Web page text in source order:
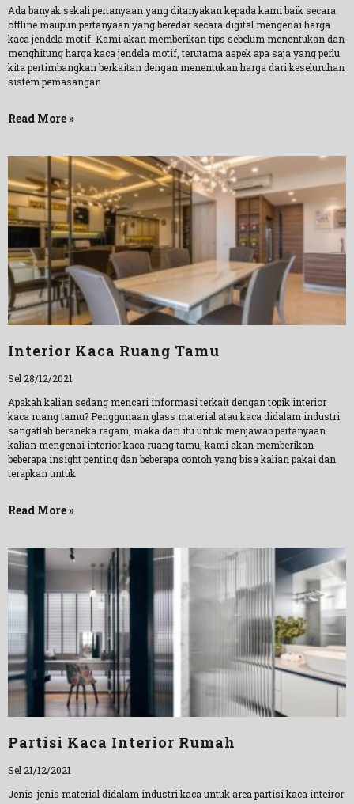
Ada banyak sekali pertanyaan yang ditanyakan kepada kami baik secara
offline maupun pertanyaan yang beredar secara digital mengenai harga
kaca jendela motif. Kami akan memberikan tips sebelum menentukan dan
menghitung harga kaca jendela motif, terutama aspek apa saja yang perlu
kita pertimbangkan berkaitan dengan menentukan harga dari keseluruhan
sistem pemasangan
Read More »
Interior Kaca Ruang Tamu
Sel 28/12/2021
Apakah kalian sedang mencari informasi terkait dengan topik interior
kaca ruang tamu? Penggunaan glass material atau kaca didalam industri
sangatlah beraneka ragam, maka dari itu untuk menjawab pertanyaan
kalian mengenai interior kaca ruang tamu, kami akan memberikan
beberapa insight penting dan beberapa contoh yang bisa kalian pakai dan
terapkan untuk
Read More »
Partisi Kaca Interior Rumah
Sel 21/12/2021
Jenis-jenis material didalam industri kaca untuk area partisi kaca inteiror